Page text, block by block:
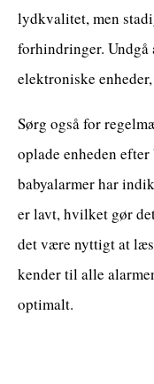
lydkvalitet, men
forhindringer. Undgå
elektroniske
Sørg også for
oplade enheden efter
babyalarmer har
er lavt, hvilket gør
det være nyttigt at
kender til alle
optimalt.